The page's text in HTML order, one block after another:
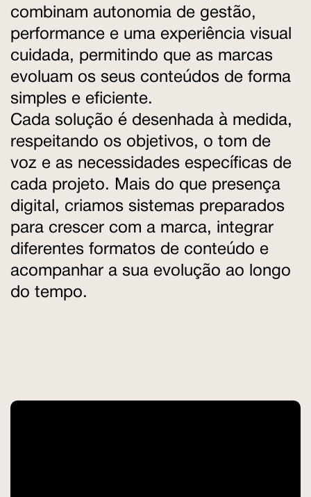
combinam autonomia de gestão,
performance e uma experiência visual
cuidada, permitindo que as marcas
evoluam os seus conteúdos de forma
simples e eficiente.
Cada solução é desenhada à medida,
respeitando os objetivos, o tom de
voz e as necessidades específicas de
cada projeto. Mais do que presença
digital, criamos sistemas preparados
para crescer com a marca, integrar
diferentes formatos de conteúdo e
acompanhar a sua evolução ao longo
do tempo.